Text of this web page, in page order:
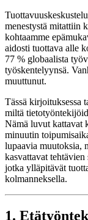
menestystä mitattiin
kohtaamme
aidosti tuottava alle
77 % globaalista
työskentelyynsä.
muuttunut.
Tässä kirjoituksessa
miltä
Nämä luvut kattavat
minuutin
lupaavia muutoksia,
kasvattavat
jotka ylläpitävät
kolmanneksella.
1.